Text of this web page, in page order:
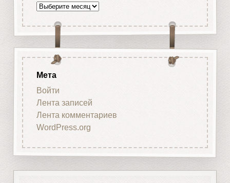
Архивы
Мета
Войти
Лента записей
Лента комментариев
WordPress.org